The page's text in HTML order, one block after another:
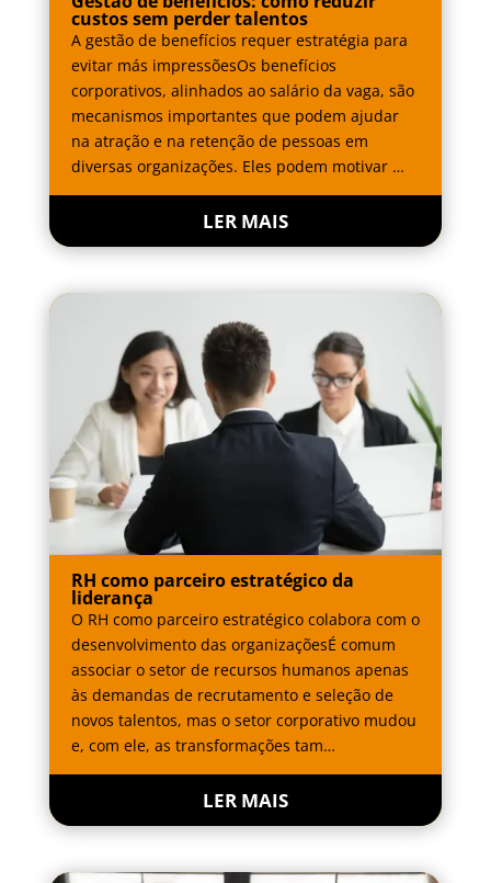
custos sem perder talentos
A gestão de benefícios requer estratégia para
evitar más impressõesOs benefícios
corporativos, alinhados ao salário da vaga, são
mecanismos importantes que podem ajudar
na atração e na retenção de pessoas em
diversas organizações. Eles podem motivar …
LER MAIS
RH como parceiro estratégico da
liderança
O RH como parceiro estratégico colabora com o
desenvolvimento das organizaçõesÉ comum
associar o setor de recursos humanos apenas
às demandas de recrutamento e seleção de
novos talentos, mas o setor corporativo mudou
e, com ele, as transformações tam…
LER MAIS